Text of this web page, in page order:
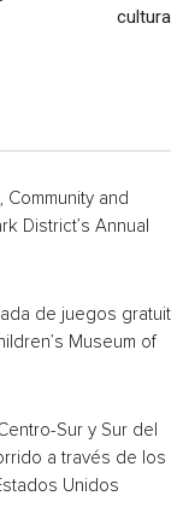
cultura
Community and
District’s Annual
de juegos gratuita
Museum of
Sur y Sur del
a través de los
Unidos